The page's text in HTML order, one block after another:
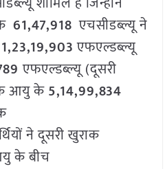
61,47,918 एचसीडब्ल्यू ने
1,23,19,903एफएल्डब्ल्यू
एफएल्डब्ल्यू (दूसरी
आयु के5,14,99,834
ने दूसरी खुराक
के बीच